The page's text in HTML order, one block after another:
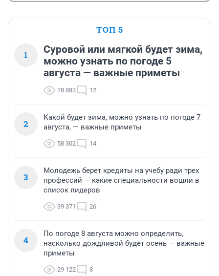
ТОП 5
1
Суровой или мягкой будет зима,
можно узнать по погоде 5
августа — важные приметы
78 883 12
2
Какой будет зима, можно узнать по погоде 7
августа, — важные приметы
58 302 14
3
Молодежь берет кредиты на учебу ради трех
профессий — какие специальности вошли в
список лидеров
39 371 26
4
По погоде 8 августа можно определить,
насколько дождливой будет осень — важные
приметы
29 122 8